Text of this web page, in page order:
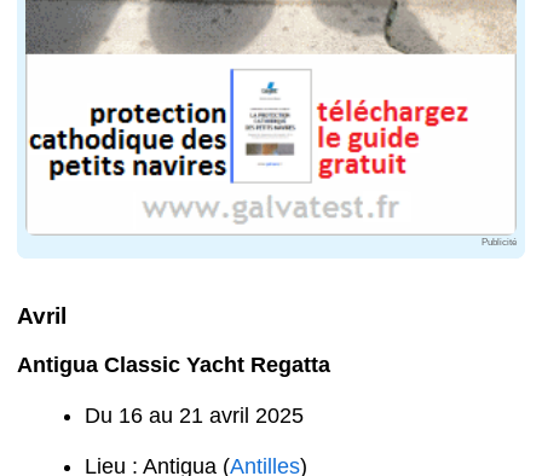
Publicité
Avril
Antigua Classic Yacht Regatta
Du 16 au 21 avril 2025
Lieu : Antigua (Antilles)